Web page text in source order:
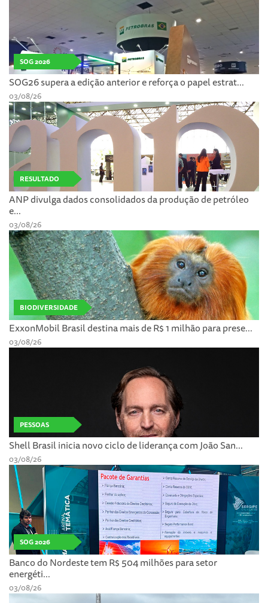
SOG 2026
SOG26 supera a edição anterior e reforça o papel estrat...
03/08/26
RESULTADO
ANP divulga dados consolidados da produção de petróleo
e...
03/08/26
BIODIVERSIDADE
ExxonMobil Brasil destina mais de R$ 1 milhão para prese...
03/08/26
PESSOAS
Shell Brasil inicia novo ciclo de liderança com João San...
03/08/26
SOG 2026
Banco do Nordeste tem R$ 504 milhões para setor
energéti...
03/08/26